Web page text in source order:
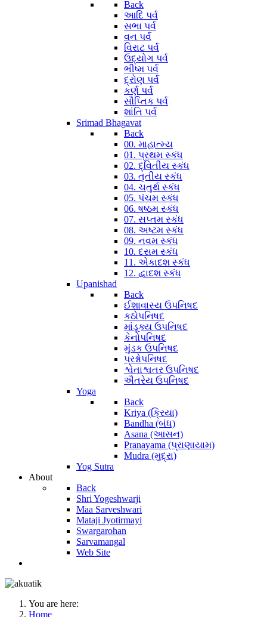
Back
આદિ પર્વ
સભા પર્વ
વન પર્વ
વિરાટ પર્વ
ઉદ્યોગ પર્વ
ભીષ્મ પર્વ
દ્રોણ પર્વ
કર્ણ પર્વ
સૌપ્તિક પર્વ
શાંતિ પર્વ
Srimad Bhagavat
Back
00. માહાત્મ્ય
01. પ્રથમ સ્કંધ
02. દ્વિતીય સ્કંધ
03. તૃતીય સ્કંધ
04. ચતુર્થ સ્કંધ
05. પંચમ સ્કંધ
06. ષષ્ઠમ સ્કંધ
07. સપ્તમ સ્કંધ
08. અષ્ટમ સ્કંધ
09. નવમ સ્કંધ
10. દસમ સ્કંધ
11. એકાદશ સ્કંધ
12. દ્વાદશ સ્કંધ
Upanishad
Back
ઈશાવાસ્ય ઉપનિષદ
કઠોપનિષદ
માંડૂક્ય ઉપનિષદ
કેનોપનિષદ
મુંડક ઉપનિષદ
પ્રશ્નોપનિષદ
શ્વેતાશ્વતર ઉપનિષદ
ઐતરેય ઉપનિષદ
Yoga
Back
Kriya (ક્રિયા)
Bandha (બંધ)
Asana (આસન)
Pranayama (પ્રાણાયામ)
Mudra (મુદ્રા)
Yog Sutra
About
Back
Shri Yogeshwarji
Maa Sarveshwari
Mataji Jyotirmayi
Swargarohan
Sarvamangal
Web Site
You are here:
Home